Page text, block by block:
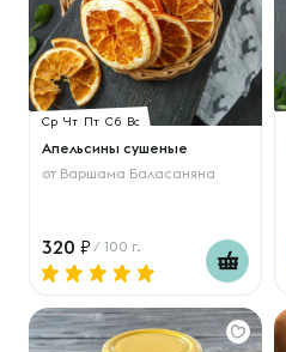
Ср Чт Пт Сб Вс
Апельсины сушеные
от Варшама Баласаняна
320 / 100 г.